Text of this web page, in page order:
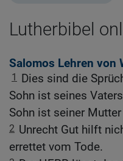
Lutherbibel
Salomos Lehren von
1
Dies sind die
Sohn ist seines
Sohn ist seiner
2 Unrecht Gut hilft
errettet vom Tode.